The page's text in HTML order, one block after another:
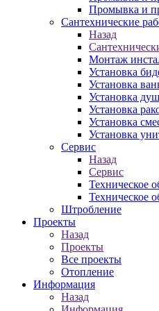
Промывка и
Сантехнические
Назад
Монтаж
Установка
Установка
Установка
Установка
Установка
Установка
Сервис
Назад
Сервис
Техническое
Техническое
Штробление
Проекты
Назад
Проекты
Все проекты
Отопление
Информация
Назад